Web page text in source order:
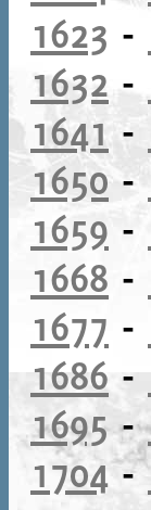
1623 -
1632 -
1641 -
1650-
1659 -
1668 -
1677 -
1686 -
1695-
1704-